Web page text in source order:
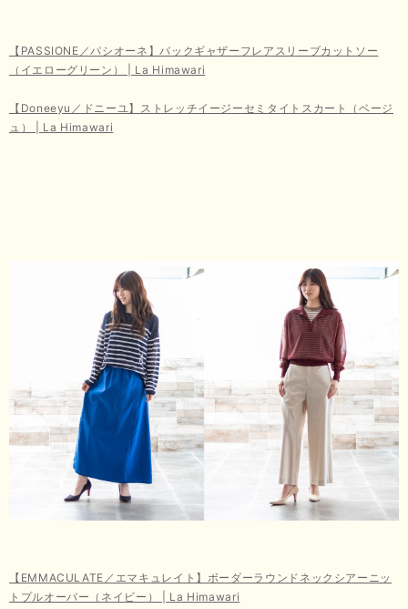
【PASSIONE／パシオーネ】バックギャザーフレアスリーブカットソー
（イエローグリーン） | La Himawari
【Doneeyu／ドニーユ】ストレッチイージーセミタイトスカート（ベージ
ュ） | La Himawari
【EMMACULATE／エマキュレイト】ボーダーラウンドネックシアーニッ
トプルオーバー（ネイビー） | La Himawari